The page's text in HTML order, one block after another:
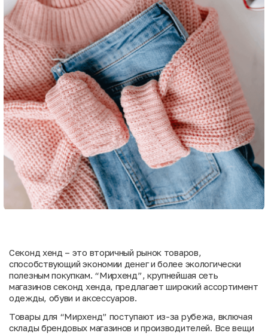
Секонд хенд – это вторичный рынок товаров,
способствующий экономии денег и более экологически
полезным покупкам. “Мирхенд”, крупнейшая сеть
магазинов секонд хенда, предлагает широкий ассортимент
одежды, обуви и аксессуаров.
Товары для “Мирхенд” поступают из-за рубежа, включая
склады брендовых магазинов и производителей. Все вещи